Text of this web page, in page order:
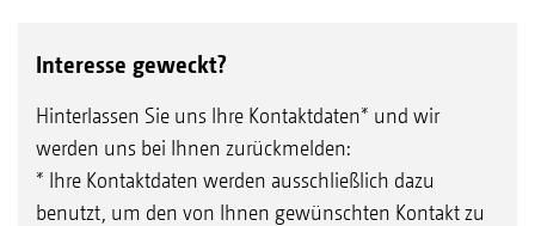
Interesse geweckt?
Hinterlassen Sie uns Ihre Kontaktdaten* und wir
werden uns bei Ihnen zurückmelden:
* Ihre Kontaktdaten werden ausschließlich dazu
benutzt, um den von Ihnen gewünschten Kontakt zu